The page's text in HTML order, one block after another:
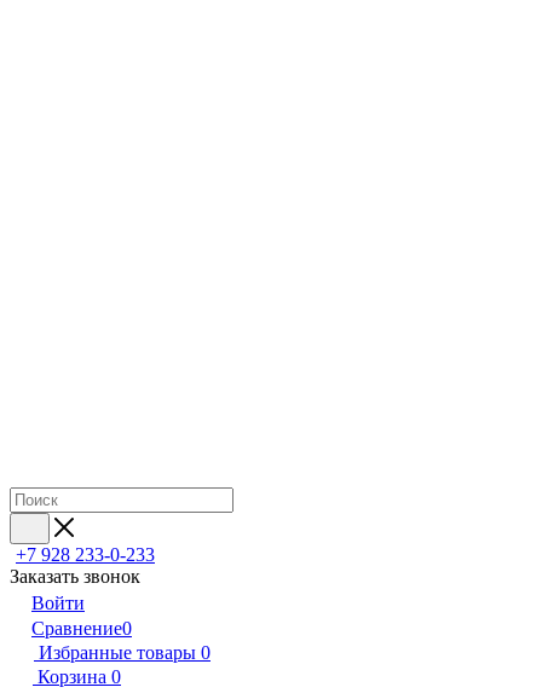
+7 928 233-0-233
Заказать звонок
Войти
Сравнение0
Избранные товары 0
Корзина 0